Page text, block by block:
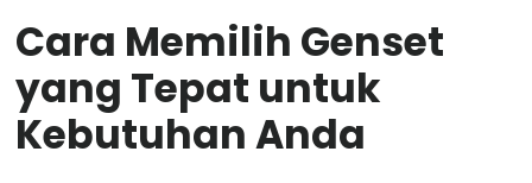
Cara Memilih Genset
yang Tepat untuk
Kebutuhan Anda